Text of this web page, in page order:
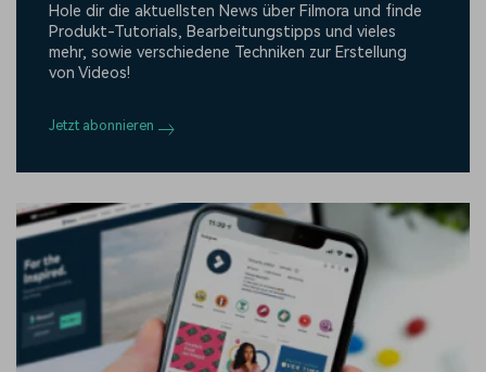
Hole dir die aktuellsten News über Filmora und finde
Produkt-Tutorials, Bearbeitungstipps und vieles
mehr, sowie verschiedene Techniken zur Erstellung
von Videos!
Jetzt abonnieren